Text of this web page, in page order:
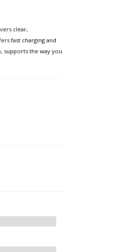
clear,
fast charging and
supports the way you